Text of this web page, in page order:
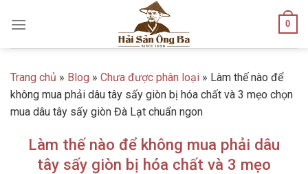
0
Trang chủ » Blog » Chưa được phân loại » Làm thế nào để
không mua phải dâu tây sấy giòn bị hóa chất và 3 mẹo chọn
mua dâu tây sấy giòn Đà Lạt chuẩn ngon
Làm thế nào để không mua phải dâu
tây sấy giòn bị hóa chất và 3 mẹo